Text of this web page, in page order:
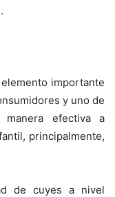
importante
y uno de
efectiva a
principalmente,
de cuyes a nivel